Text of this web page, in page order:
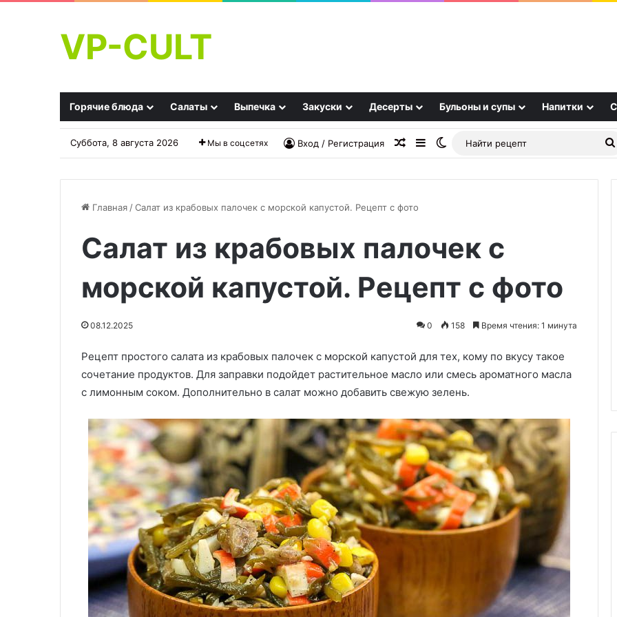
VP-CULT
Горячие блюда Салаты Выпечка Закуски Десерты Бульоны и супы Напитки
Суббота, 8 августа 2026 Мы в соцсетях Вход / Регистрация Случайная статья
SidebarSwitch skin
Главная /Салат из крабовых палочек с морской капустой. Рецепт с фото
Салат из крабовых палочек с
морской капустой. Рецепт с фото
08.12.2025 0 158 Время чтения: 1 минута
Рецепт простого салата из крабовых палочек с морской капустой для тех, кому по вкусу такое
сочетание продуктов. Для заправки подойдет растительное масло или смесь ароматного масла
с лимонным соком. Дополнительно в салат можно добавить свежую зелень.
Салат «Куриное царство»
Ассорти
из
грудок
29.05.2020
Ассорти из куриных грудок
Можно
ли
во
Эксперт
разбавляет
ли
вода
сок
01.10.2025
Эксперт ответила, разбавляет
ли вода желудочный сок